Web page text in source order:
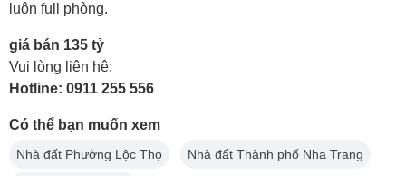
luôn full phòng.
giá bán 135 tỷ
Vui lòng liên hệ:
Hotline: 0911 255 556
Có thể bạn muốn xem
Nhà đất Phường Lộc Thọ Nhà đất Thành phố Nha Trang